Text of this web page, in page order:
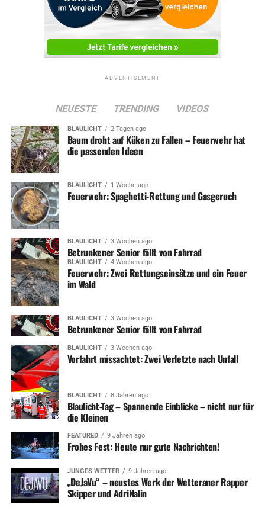
ADVERTISEMENT
NEUESTE TRENDING VIDEOS
BLAULICHT 2 Tagen ago
Baum droht auf Küken zu Fallen – Feuerwehr hat
die passenden Ideen
BLAULICHT 1 Woche ago
Feuerwehr: Spaghetti-Rettung und Gasgeruch
BLAULICHT 3 Wochen ago
Betrunkener Senior fällt von Fahrrad
BLAULICHT 4 Wochen ago
Feuerwehr: Zwei Rettungseinsätze und ein Feuer
im Wald
BLAULICHT 3 Wochen ago
Betrunkener Senior fällt von Fahrrad
BLAULICHT 3 Wochen ago
Vorfahrt missachtet: Zwei Verletzte nach Unfall
BLAULICHT 8 Jahren ago
Blaulicht-Tag – Spannende Einblicke – nicht nur für
die Kleinen
FEATURED 9 Jahren ago
Frohes Fest: Heute nur gute Nachrichten!
JUNGES WETTER 9 Jahren ago
„DeJaVu“ – neustes Werk der Wetteraner Rapper
Skipper und AdriNalin